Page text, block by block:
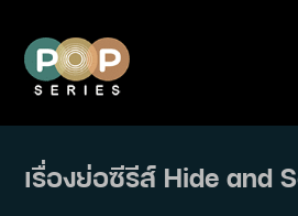
content
เรื่องย่อซีรีส์ Hide and